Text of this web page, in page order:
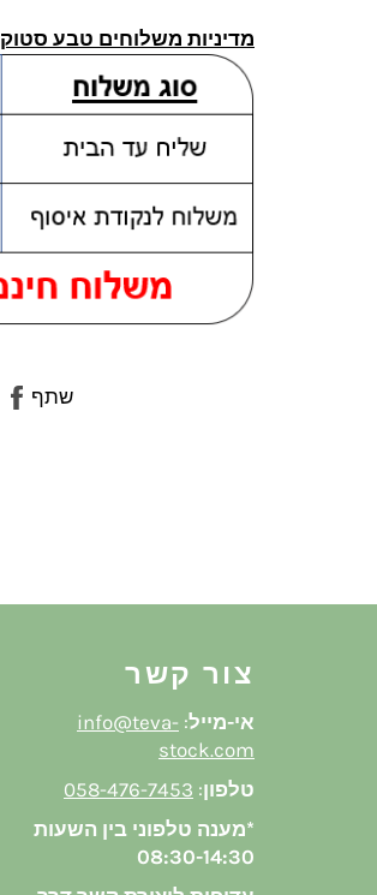
מדיניות משלוחים טבע סטוק
שתף
צור קשר
אי-מייל:
info@teva-
stock.com
טלפון:
058-476-7453
*מענה טלפוני בין השעות
08:30-14:30